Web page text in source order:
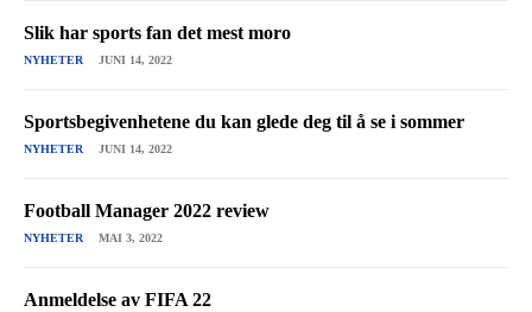
Slik har sports fan det mest moro
NYHETER JUNI 14, 2022
Sportsbegivenhetene du kan glede deg til å se i sommer
NYHETER JUNI 14, 2022
Football Manager 2022 review
NYHETER MAI 3, 2022
Anmeldelse av FIFA 22